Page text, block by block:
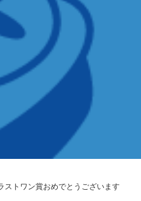
ストワン賞おめでとうございます